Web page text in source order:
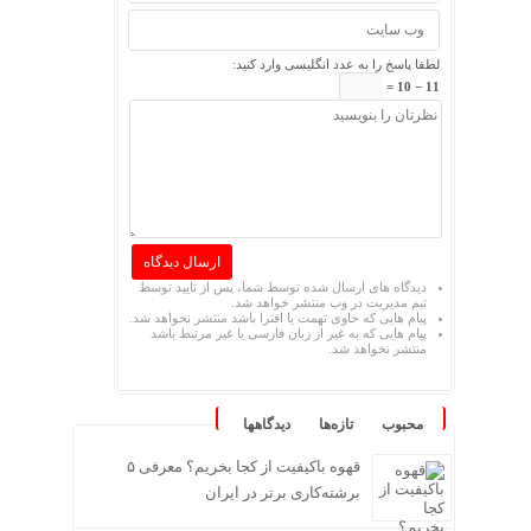
لطفا پاسخ را به عدد انگلیسی وارد کنید:
11 − 10 =
دیدگاه های ارسال شده توسط شما، پس از تایید توسط
تیم مدیریت در وب منتشر خواهد شد.
پیام هایی که حاوی تهمت یا افترا باشد منتشر نخواهد شد.
پیام هایی که به غیر از زبان فارسی یا غیر مرتبط باشد
منتشر نخواهد شد.
محبوب تازه‌ها دیدگاهها
قهوه باکیفیت از کجا بخریم؟ معرفی ۵
برشته‌کاری برتر در ایران